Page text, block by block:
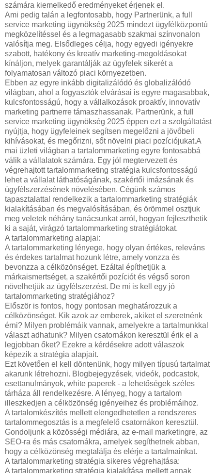
számára kiemelkedő eredményeket érjenek el.
Ami pedig talán a legfontosabb, hogy Partnerünk, a full
service marketing ügynökség 2025 mindezt ügyfélközpontú
megközelítéssel és a legmagasabb szakmai színvonalon
valósítja meg. Elsődleges célja, hogy egyedi igényekre
szabott, hatékony és kreatív marketing-megoldásokat
kínáljon, melyek garantálják az ügyfelek sikerét a
folyamatosan változó piaci környezetben.
Ebben az egyre inkább digitalizálódó és globalizálódó
világban, ahol a fogyasztók elvárásai is egyre magasabbak,
kulcsfontosságú, hogy a vállalkozások proaktív, innovatív
marketing partnerre támaszhassanak. Partnerünk, a full
service marketing ügynökség 2025 éppen ezt a szolgáltatást
nyújtja, hogy ügyfeleinek segítsen megelőzni a jövőbeli
kihívásokat, és megőrizni, sőt növelni piaci pozíciójukat.A
mai üzleti világban a tartalommarketing egyre fontosabbá
válik a vállalatok számára. Egy jól megtervezett és
végrehajtott tartalommarketing stratégia kulcsfontosságú
lehet a vállalat láthatóságának, szakértői imázsának és
ügyfélszerzésének növelésében. Cégünk számos
tapasztalattal rendelkezik a tartalommarketing stratégiák
kialakításában és megvalósításában, és örömmel osztjuk
meg veletek néhány tanácsunkat arról, hogyan fejleszthetik
ki a saját, virágzó tartalommarketing stratégiátokat.
A tartalommarketing alapjai:
A tartalommarketing lényege, hogy olyan értékes, releváns
és érdekes tartalmat hozunk létre, amely vonzza és
bevonzza a célközönséget. Ezáltal építhetjük a
márkaismertséget, a szakértői pozíciót és végső soron
növelhetjük az ügyfélszerzést. De mi is kell egy jó
tartalommarketing stratégiához?
Először is fontos, hogy pontosan meghatározzuk a
célközönséget. Kik azok az emberek, akiket el szeretnénk
érni? Milyen problémáik vannak, amelyekre a tartalmunkkal
választ adhatunk? Milyen csatornákon keresztül érik el a
legjobban őket? Ezekre a kérdésekre adott válaszok
képezik a stratégia alapjait.
Ezt követően el kell döntenünk, hogy milyen típusú tartalmat
akarunk létrehozni. Blogbejegyzések, videók, podcastok,
esettanulmányok, white paperek - a lehetőségek széles
tárháza áll rendelkezésre. A lényeg, hogy a tartalom
illeszkedjen a célközönség igényeihez és problémáihoz.
A tartalomkészítés mellett elengedhetetlen a rendszeres
tartalommegosztás is a megfelelő csatornákon keresztül.
Gondoljunk a közösségi médiára, az e-mail marketingre, az
SEO-ra és más csatornákra, amelyek segíthetnek abban,
hogy a célközönség megtalálja és elérje a tartalmainkat.
A tartalommarketing stratégia sikeres végrehajtása:
A tartalommarketing stratégia kialakítása mellett annak